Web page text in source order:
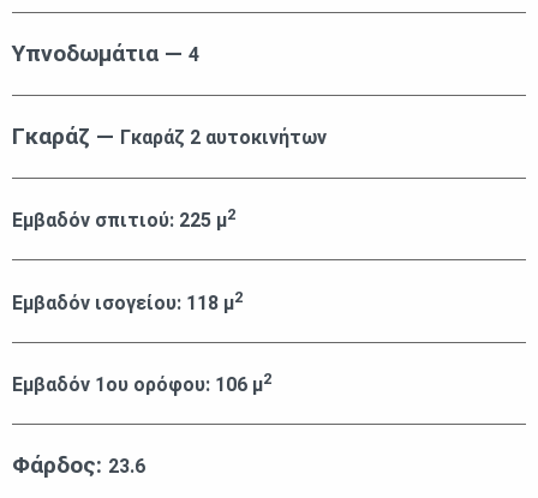
Υπνοδωμάτια — 4
Γκαράζ — Γκαράζ 2 αυτοκινήτων
Εμβαδόν σπιτιού: 225 μ2
Εμβαδόν ισογείου: 118 μ2
Εμβαδόν 1ου ορόφου: 106 μ2
Φάρδος: 23.6